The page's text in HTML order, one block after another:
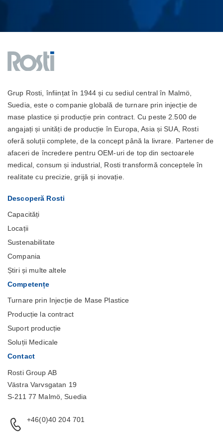
Grup Rosti, înființat în 1944 și cu sediul central în Malmö,
Suedia, este o companie globală de turnare prin injecție de
mase plastice și producție prin contract. Cu peste 2.500 de
angajați și unități de producție în Europa, Asia și SUA, Rosti
oferă soluții complete, de la concept până la livrare. Partener de
afaceri de încredere pentru OEM-uri de top din sectoarele
medical, consum și industrial, Rosti transformă conceptele în
realitate cu precizie, grijă și inovație.
Descoperă Rosti
Capacități
Locații
Sustenabilitate
Compania
Știri și multe altele
Competențe
Turnare prin Injecție de Mase Plastice
Producție la contract
Suport producție
Soluții Medicale
Contact
Rosti Group AB
Västra Varvsgatan 19
S-211 77 Malmö, Suedia
+46(0)40 204 701